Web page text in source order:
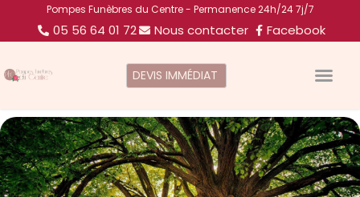
Pompes Funèbres du Centre - Permanence 24h/24 7j/7
05 56 64 01 72 Nous contacter Facebook
DEVIS IMMÉDIAT